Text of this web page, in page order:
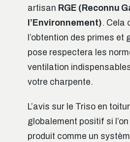
artisan RGE (Reconnu
l’Environnement). Cela
l’obtention des primes et
pose respectera les
ventilation
votre charpente.
L’avis sur le Triso en
globalement positif si
produit comme un